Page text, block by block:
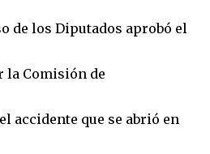
de los Diputados aprobó el
la Comisión de
accidente que se abrió en